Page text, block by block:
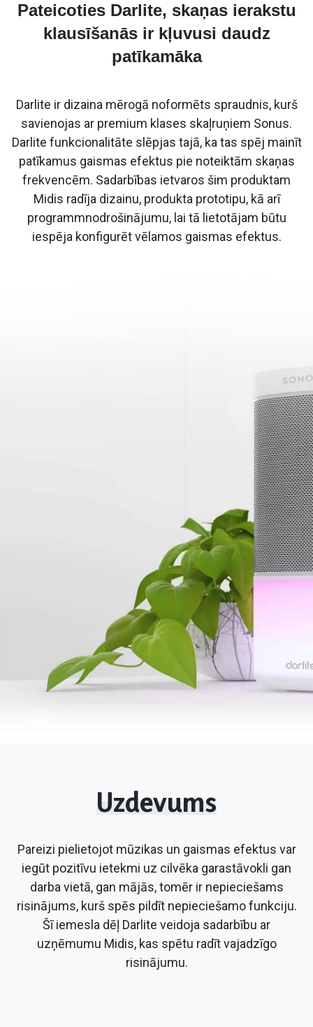
Pateicoties Darlite, skaņas ierakstu
klausīšanās ir kļuvusi daudz
patīkamāka
Darlite ir dizaina mērogā noformēts spraudnis, kurš
savienojas ar premium klases skaļruņiem Sonus.
Darlite funkcionalitāte slēpjas tajā, ka tas spēj mainīt
patīkamus gaismas efektus pie noteiktām skaņas
frekvencēm. Sadarbības ietvaros šim produktam
Midis radīja dizainu, produkta prototipu, kā arī
programmnodrošinājumu, lai tā lietotājam būtu
iespēja konfigurēt vēlamos gaismas efektus.
Uzdevums
Pareizi pielietojot mūzikas un gaismas efektus var
iegūt pozitīvu ietekmi uz cilvēka garastāvokli gan
darba vietā, gan mājās, tomēr ir nepieciešams
risinājums, kurš spēs pildīt nepieciešamo funkciju.
Šī iemesla dēļ Darlite veidoja sadarbību ar
uzņēmumu Midis, kas spētu radīt vajadzīgo
risinājumu.